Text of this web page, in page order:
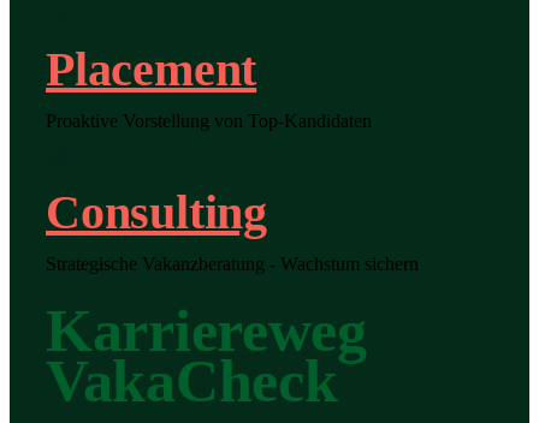
Placement
Proaktive Vorstellung von Top-Kandidaten
Consulting
Strategische Vakanzberatung - Wachstum sichern
Karriereweg
VakaCheck